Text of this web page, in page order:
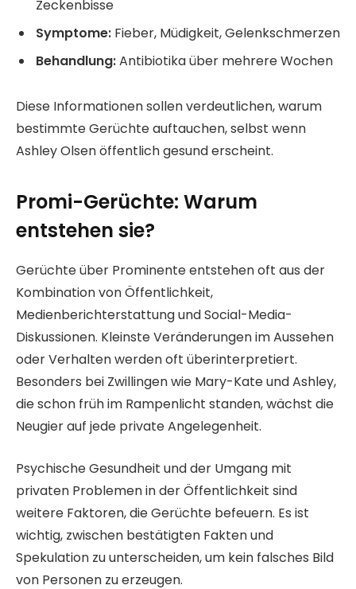
Zeckenbisse
Symptome: Fieber, Müdigkeit, Gelenkschmerzen
Behandlung:Antibiotika über mehrere Wochen
Diese Informationen sollen verdeutlichen, warum
bestimmte Gerüchte auftauchen, selbst wenn
Ashley Olsen öffentlich gesund erscheint.
Promi-Gerüchte: Warum
entstehen sie?
Gerüchte über Prominente entstehen oft aus der
Kombination von Öffentlichkeit,
Medienberichterstattung und Social-Media-
Diskussionen. Kleinste Veränderungen im Aussehen
oder Verhalten werden oft überinterpretiert.
Besonders bei Zwillingen wie Mary-Kate und Ashley,
die schon früh im Rampenlicht standen, wächst die
Neugier auf jede private Angelegenheit.
Psychische Gesundheit und der Umgang mit
privaten Problemen in der Öffentlichkeit sind
weitere Faktoren, die Gerüchte befeuern. Es ist
wichtig, zwischen bestätigten Fakten und
Spekulation zu unterscheiden, um kein falsches Bild
von Personen zu erzeugen.